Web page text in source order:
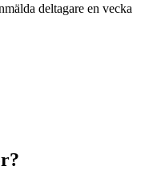
deltagare en vecka